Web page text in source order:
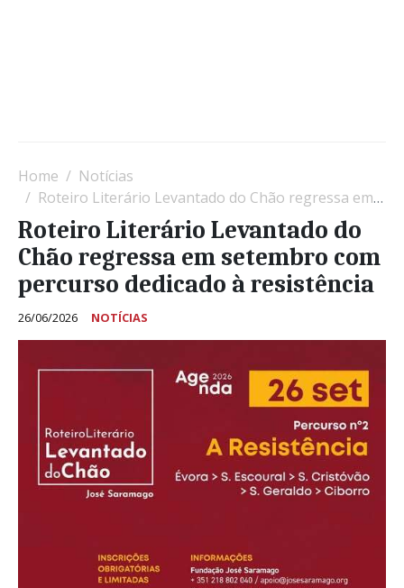
Home
Notícias
Roteiro Literário Levantado do Chão regressa em setembro com percurso dedicado à resistência
Roteiro Literário Levantado do
Chão regressa em setembro com
percurso dedicado à resistência
26/06/2026 NOTÍCIAS